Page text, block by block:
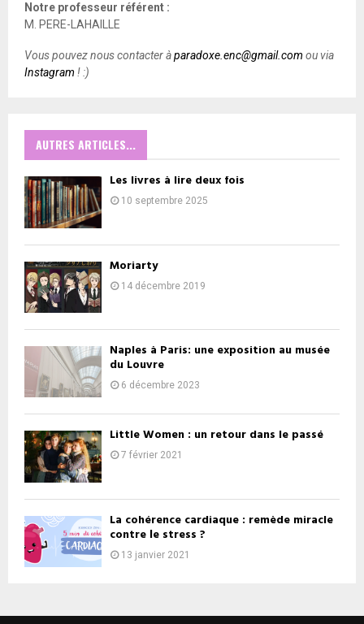
Notre professeur référent :
M. PERE-LAHAILLE
Vous pouvez nous contacter àparadoxe.enc@gmail.com ou via
Instagram ! :)
AUTRES ARTICLES...
Les livres à lire deux fois
10 septembre 2025
Moriarty
14 décembre 2019
Naples à Paris: une exposition au musée
du Louvre
6 décembre 2023
Little Women : un retour dans le passé
7 février 2021
La cohérence cardiaque : remède miracle
contre le stress ?
13 janvier 2021